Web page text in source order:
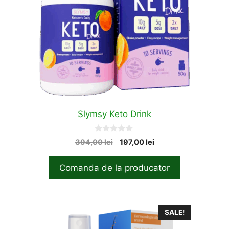
Slymsy Keto Drink
0
o
o
5
394,00lei
Original
394,00 lei.
197,00leiCurrent
is:
197,00 lei.
Comanda de la producator
SALE!